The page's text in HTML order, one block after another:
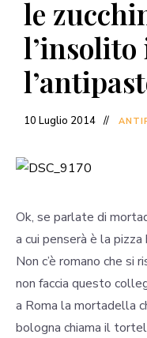
le
10 Luglio 2014
Ok, se parlate di
a cui penserà è la pizza
Non c’è romano che si
non faccia questo
a Roma la mortadella
bologna chiama il